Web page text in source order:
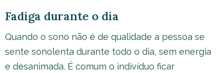
Fadiga durante o dia
Quando o sono não é de qualidade a pessoa se
sente sonolenta durante todo o dia, sem energia
e desanimada. É comum o indivíduo ficar